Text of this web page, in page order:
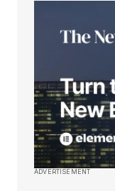
ADVERTISEMENT